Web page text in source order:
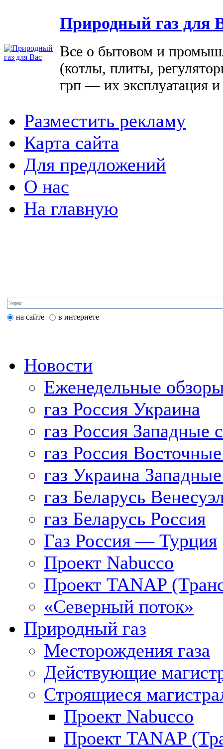
Природный газ для
Все о бытовом и
(котлы, плиты,
грп — их эксплуатация
Разместить рекламу
Карта сайта
Для предложений
О нас
На главную
на сайте в интернете
Новости
Еженедельные
газ Россия Украина
газ Россия Западные
газ Россия
газ Украина
газ Беларусь
газ Беларусь Россия
Газ Россия — Турция
Проект Nabucco
Проект TANAP
«Северный поток»
Природный газ
Месторождения газа
Действующие
Строящиеся
Проект Nabucco
Проект TANAP